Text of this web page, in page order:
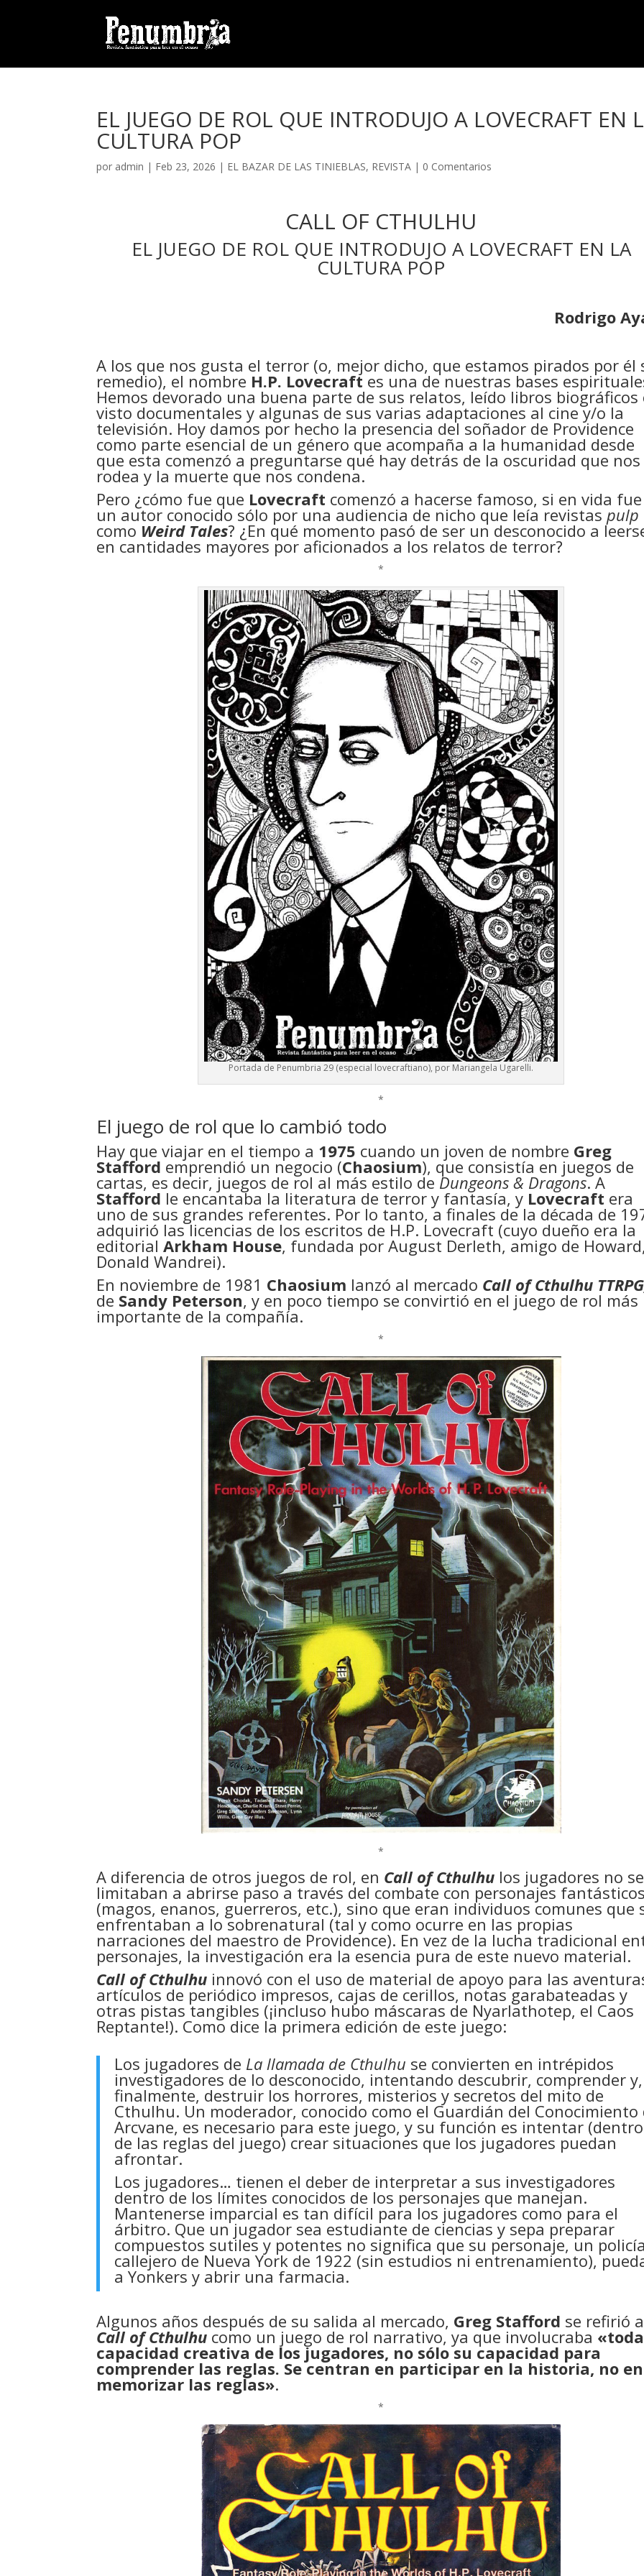
EL JUEGO DE ROL QUE INTRODUJO A LOVECRAFT EN
CULTURA POP
por admin | Feb 23, 2026 | EL BAZAR DE LAS TINIEBLAS, REVISTA | 0 Comentarios
CALL OF CTHULHU
EL JUEGO DE ROL QUE INTRODUJO A LOVECRAFT EN LA
CULTURA POP
Rodrigo
A los que nos gusta el terror (o, mejor dicho, que estamos pirados por él
remedio), el nombre H.P. Lovecraft es una de nuestras bases
Hemos devorado una buena parte de sus relatos, leído libros biográficos
visto documentales y algunas de sus varias adaptaciones al cine y/o la
televisión. Hoy damos por hecho la presencia del soñador de Providence
como parte esencial de un género que acompaña a la humanidad desde
que esta comenzó a preguntarse qué hay detrás de la oscuridad que nos
rodea y la muerte que nos condena.
Pero ¿cómo fue que Lovecraft comenzó a hacerse famoso, si en vida fue
un autor conocido sólo por una audiencia de nicho que leía revistaspulp
como Weird Tales? ¿En qué momento pasó de ser un desconocido a
en cantidades mayores por aficionados a los relatos de terror?
*
Portada de Penumbria 29 (especial lovecraftiano), por Mariangela Ugarelli.
*
El juego de rol que lo cambió todo
Hay que viajar en el tiempo a 1975 cuando un joven de nombre Greg
Stafford emprendió un negocio (Chaosium), que consistía en juegos de
cartas, es decir, juegos de rol al más estilo de Dungeons & Dragons. A
Stafford le encantaba la literatura de terror y fantasía, y Lovecraft era
uno de sus grandes referentes. Por lo tanto, a finales de la década de
adquirió las licencias de los escritos de H.P. Lovecraft (cuyo dueño era la
editorialArkham House, fundada por August Derleth, amigo de
Donald Wandrei).
En noviembre de 1981 Chaosium lanzó al mercado Call of Cthulhu TTRPG
de Sandy Peterson, y en poco tiempo se convirtió en el juego de rol más
importante de la compañía.
*
*
A diferencia de otros juegos de rol, en Call of Cthulhu los jugadores no se
limitaban a abrirse paso a través del combate con personajes fantásticos
(magos, enanos, guerreros, etc.), sino que eran individuos comunes que
enfrentaban a lo sobrenatural (tal y como ocurre en las propias
narraciones del maestro de Providence). En vez de la lucha tradicional
personajes, la investigación era la esencia pura de este nuevo material.
Call of Cthulhu innovó con el uso de material de apoyo para las
artículos de periódico impresos, cajas de cerillos, notas garabateadas y
otras pistas tangibles (¡incluso hubo máscaras de Nyarlathotep, el Caos
Reptante!). Como dice la primera edición de este juego:
Los jugadores de La llamada de Cthulhu se convierten en intrépidos
investigadores de lo desconocido, intentando descubrir, comprender y,
finalmente, destruir los horrores, misterios y secretos del mito de
Cthulhu. Un moderador, conocido como el Guardián del Conocimiento
Arcvane, es necesario para este juego, y su función es intentar (dentro
de las reglas del juego) crear situaciones que los jugadores puedan
afrontar.
Los jugadores… tienen el deber de interpretar a sus investigadores
dentro de los límites conocidos de los personajes que manejan.
Mantenerse imparcial es tan difícil para los jugadores como para el
árbitro. Que un jugador sea estudiante de ciencias y sepa preparar
compuestos sutiles y potentes no significa que su personaje, un policía
callejero de Nueva York de 1922 (sin estudios ni entrenamiento),
a Yonkers y abrir una farmacia.
Algunos años después de su salida al mercado, Greg Stafford se refirió a
Call of Cthulhu como un juego de rol narrativo, ya que involucraba
capacidad creativa de los jugadores, no sólo su capacidad para
comprender las reglas. Se centran en participar en la historia, no en
memorizar las reglas».
*